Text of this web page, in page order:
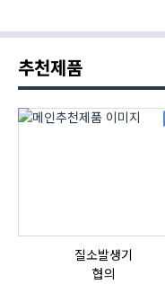
추천제품
질소발생기
협의